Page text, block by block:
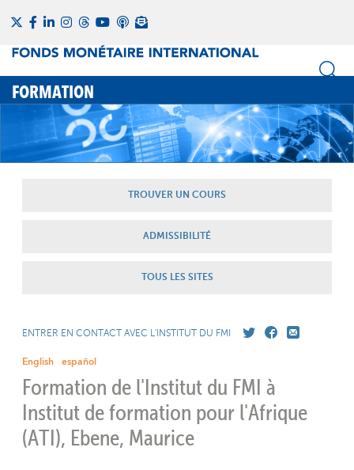
FORMATION
TROUVER UN COURS
ADMISSIBILITÉ
TOUS LES SITES
ENTRER EN CONTACT AVEC L'INSTITUT DU FMI
English español
Formation de l'Institut du FMI à
Institut de formation pour l'Afrique
(ATI), Ebene, Maurice